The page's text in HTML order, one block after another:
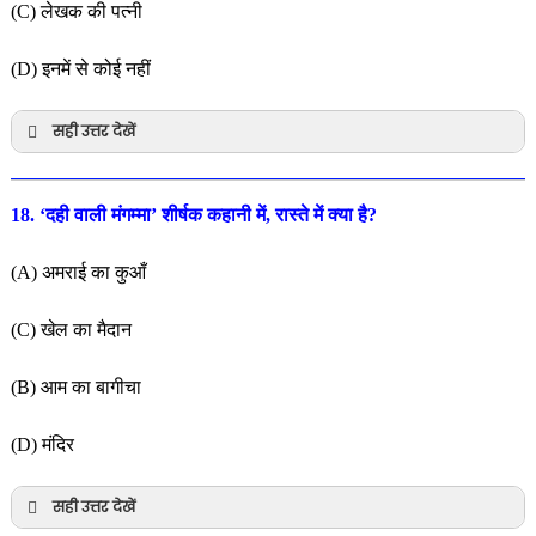
(C) लेखक की पत्नी
(D) इनमें से कोई नहीं
सही उत्तर देखें
18. ‘दही वाली मंगम्मा’ शीर्षक कहानी में, रास्ते में क्या है?
(A) अमराई का कुआँ
(C) खेल का मैदान
(B) आम का बागीचा
(D) मंदिर
सही उत्तर देखें